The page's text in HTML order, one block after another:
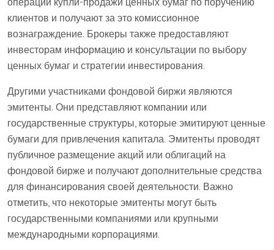
клиентов и получают за это комиссионное
вознаграждение. Брокеры также предоставляют
инвесторам информацию и консультации по выбору
ценных бумаг и стратегии инвестирования.
Другими участниками фондовой биржи являются
эмитенты. Они представляют компании или
государственные структуры, которые эмитируют ценные
бумаги для привлечения капитала. Эмитенты проводят
публичное размещение акций или облигаций на
фондовой бирже и получают дополнительные средства
для финансирования своей деятельности. Важно
отметить, что некоторые эмитенты могут быть
государственными компаниями или крупными
международными корпорациями.